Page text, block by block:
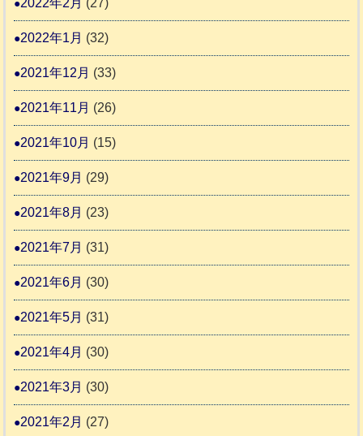
2022年1月 (32)
2021年12月 (33)
2021年11月 (26)
2021年10月 (15)
2021年9月 (29)
2021年8月 (23)
2021年7月 (31)
2021年6月 (30)
2021年5月 (31)
2021年4月 (30)
2021年3月 (30)
2021年2月 (27)